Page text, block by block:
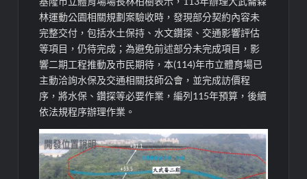
林運動公園相關規劃案驗收時，發現部分契約內容未
完整交付，包括水土保持、水文鑽探、交通影響評估
等項目，仍待完成；為避免前述部分未完成項目，影
響二期工程推動及市民期待，本(114)年市立體育場已
主動洽詢水保及交通相關技師公會，並完成訪價程
序，將水保、鑽探等必要作業，編列115年預算，後續
依法規程序辦理作業。